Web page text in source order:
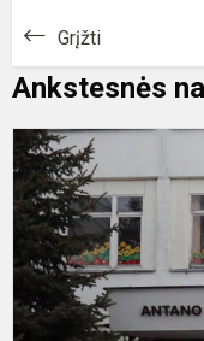
Grįžti
Ankstesnės